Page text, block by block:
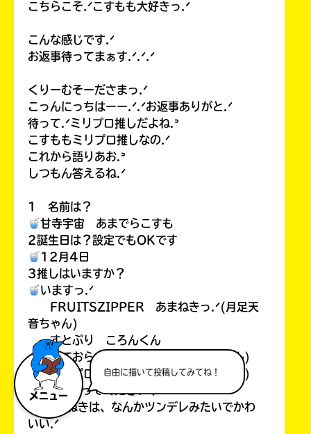
メニュー
自由に描いて投稿してみてね！
こちらこそ.ᐟこすもも大好きっ.ᐟ
こんな感じです.ᐟ
お返事待ってまぁす.ᐟ.ᐟ.ᐟ
くりーむそーださまっ.ᐟ
こっんにっちはーー.ᐟ.ᐟお返事ありがと.ᐟ
待って.ᐟミリプロ推しだよね.ᐣ
こすももミリプロ推しなの.ᐟ
これから語りあお.ᐣ
しつもん答えるね.ᐟ
1 名前は？
甘寺宇宙 あまでらこすも
2誕生日は？設定でもOKです
12月4日
3推しはいますか？
いますっ.ᐟ
FRUITSZIPPER あまねきっ.ᐟ(月足天
音ちゃん)
すとぷり ころんくん
めておら らいとくん(明雷らいとくん)
ミリプロ レイちゃん(夕霧レイちゃん)
4推しを語ってください！
あまねきは、なんかツンデレみたいでかわ
いい.ᐟ